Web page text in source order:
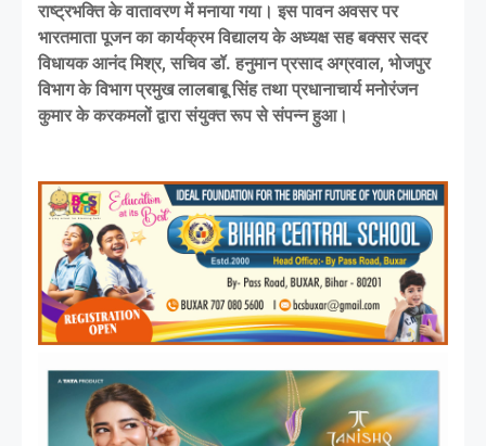
राष्ट्रभक्ति के वातावरण में मनाया गया। इस पावन अवसर पर
भारतमाता पूजन का कार्यक्रम विद्यालय के अध्यक्ष सह बक्सर सदर
विधायक आनंद मिश्र, सचिव डॉ. हनुमान प्रसाद अग्रवाल, भोजपुर
विभाग के विभाग प्रमुख लालबाबू सिंह तथा प्रधानाचार्य मनोरंजन
कुमार के करकमलों द्वारा संयुक्त रूप से संपन्न हुआ।